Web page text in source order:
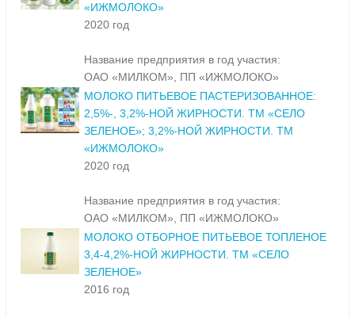
«ИЖМОЛОКО»
2020 год
Название предприятия в год участия:
ОАО «МИЛКОМ», ПП «ИЖМОЛОКО»
МОЛОКО ПИТЬЕВОЕ ПАСТЕРИЗОВАННОЕ:
2,5%-, 3,2%-НОЙ ЖИРНОСТИ. ТМ «СЕЛО
ЗЕЛЕНОЕ»; 3,2%-НОЙ ЖИРНОСТИ. ТМ
«ИЖМОЛОКО»
2020 год
Название предприятия в год участия:
ОАО «МИЛКОМ», ПП «ИЖМОЛОКО»
МОЛОКО ОТБОРНОЕ ПИТЬЕВОЕ ТОПЛЕНОЕ
3,4-4,2%-НОЙ ЖИРНОСТИ. ТМ «СЕЛО
ЗЕЛЕНОЕ»
2016 год